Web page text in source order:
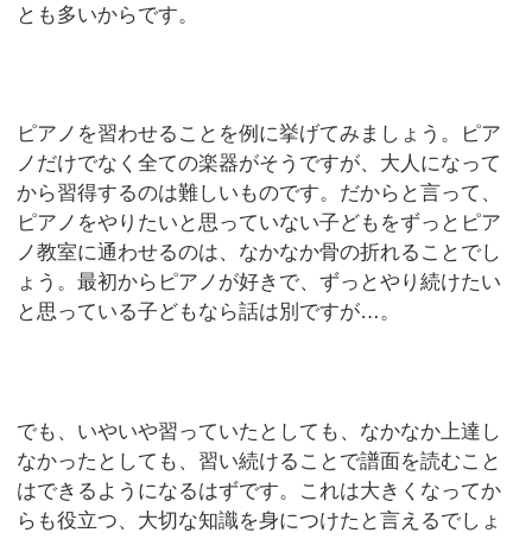
とも多いからです。
ピアノを習わせることを例に挙げてみましょう。ピア
ノだけでなく全ての楽器がそうですが、大人になって
から習得するのは難しいものです。だからと言って、
ピアノをやりたいと思っていない子どもをずっとピア
ノ教室に通わせるのは、なかなか骨の折れることでし
ょう。最初からピアノが好きで、ずっとやり続けたい
と思っている子どもなら話は別ですが…。
でも、いやいや習っていたとしても、なかなか上達し
なかったとしても、習い続けることで譜面を読むこと
はできるようになるはずです。これは大きくなってか
らも役立つ、大切な知識を身につけたと言えるでしょ